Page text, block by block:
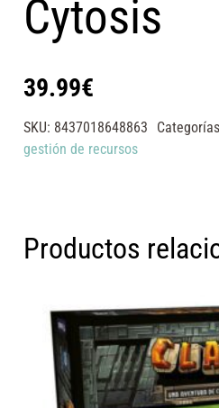
Cytosis
39.99€
SKU: 8437018648863
gestión de recursos
Productos